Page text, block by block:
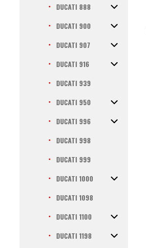
DUCATI 888
DUCATI 900
DUCATI 907
DUCATI 916
DUCATI 939
DUCATI 950
DUCATI 996
DUCATI 998
DUCATI 999
DUCATI 1000
DUCATI 1098
DUCATI 1100
DUCATI 1198